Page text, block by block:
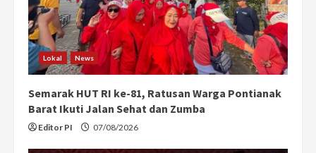
Lokal News
Semarak HUT RI ke-81, Ratusan Warga Pontianak
Barat Ikuti Jalan Sehat dan Zumba
Editor PI 07/08/2026